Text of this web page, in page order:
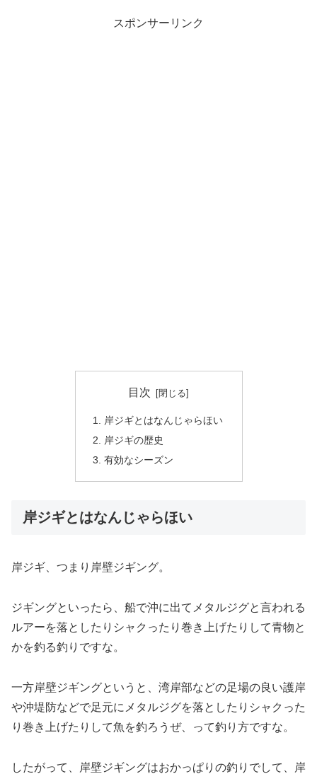
スポンサーリンク
目次
岸ジギとはなんじゃらほい
岸ジギの歴史
有効なシーズン
岸ジギとはなんじゃらほい
岸ジギ、つまり岸壁ジギング。
ジギングといったら、船で沖に出てメタルジグと言われる
ルアーを落としたりシャクったり巻き上げたりして青物と
かを釣る釣りですな。
一方岸壁ジギングというと、湾岸部などの足場の良い護岸
や沖堤防などで足元にメタルジグを落としたりシャクった
り巻き上げたりして魚を釣ろうぜ、って釣り方ですな。
したがって、岸壁ジギングはおかっぱりの釣りでして、岸